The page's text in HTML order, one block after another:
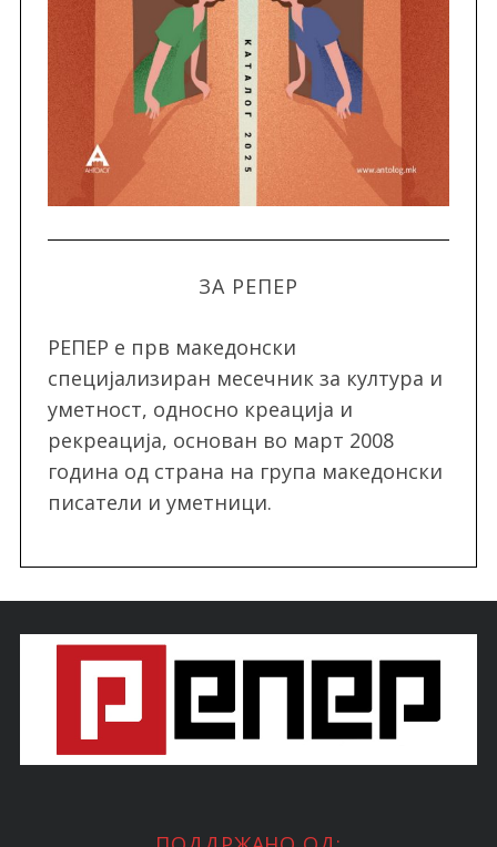
ЗА РЕПЕР
РЕПЕР e прв македонски
специјализиран месечник за култура и
уметност, односно креација и
рекреација, oснован во март 2008
година од страна на група македонски
писатели и уметници.